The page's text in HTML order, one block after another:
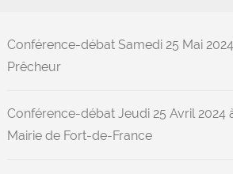
Conférence-débat Samedi 25 Mai
Prêcheur
Conférence-débat Jeudi 25 Avril 2024
Mairie de Fort-de-France